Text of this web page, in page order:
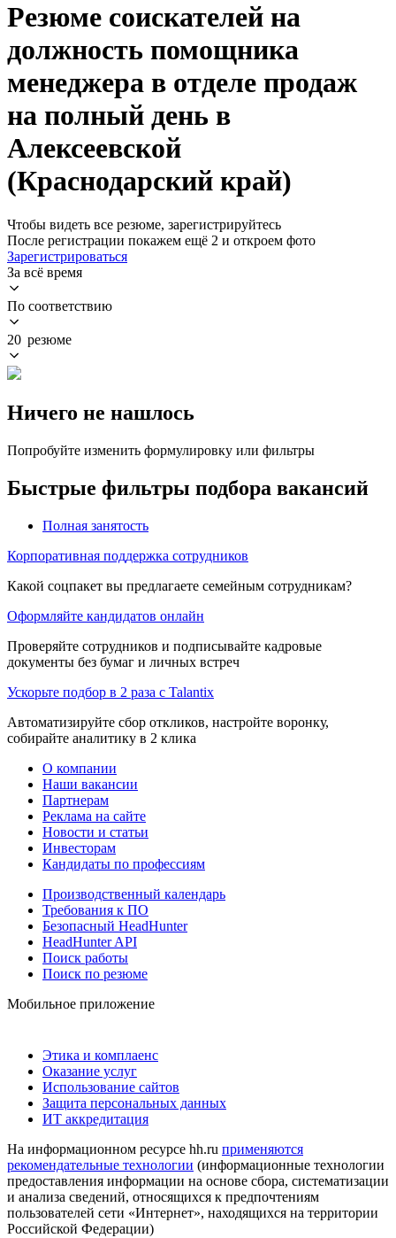
Резюме соискателей на
должность помощника
менеджера в отделе продаж
на полный день в
Алексеевской
(Краснодарский край)
Чтобы видеть все резюме, зарегистрируйтесь
После регистрации покажем ещё 2 и откроем фото
Зарегистрироваться
За всё время
По соответствию
20 резюме
Ничего не нашлось
Попробуйте изменить формулировку или фильтры
Быстрые фильтры подбора вакансий
Полная занятость
Корпоративная поддержка сотрудников
Какой соцпакет вы предлагаете семейным сотрудникам?
Оформляйте кандидатов онлайн
Проверяйте сотрудников и подписывайте кадровые
документы без бумаг и личных встреч
Ускорьте подбор в 2 раза с Talantix
Автоматизируйте сбор откликов, настройте воронку,
собирайте аналитику в 2 клика
О компании
Наши вакансии
Партнерам
Реклама на сайте
Новости и статьи
Инвесторам
Кандидаты по профессиям
Производственный календарь
Требования к ПО
Безопасный HeadHunter
HeadHunter API
Поиск работы
Поиск по резюме
Мобильное приложение
Этика и комплаенс
Оказание услуг
Использование сайтов
Защита персональных данных
ИТ аккредитация
На информационном ресурсе hh.ru применяются
рекомендательные технологии (информационные технологии
предоставления информации на основе сбора, систематизации
и анализа сведений, относящихся к предпочтениям
пользователей сети «Интернет», находящихся на территории
Российской Федерации)